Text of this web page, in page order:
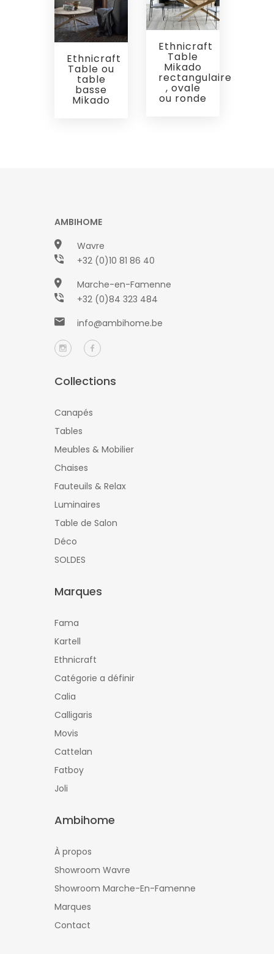
Ethnicraft
Table
Mikado
rectangulaire
, ovale
ou ronde
Ethnicraft
Table ou
table
basse
Mikado
AMBIHOME
Wavre
+32 (0)10 81 86 40
Marche-en-Famenne
+32 (0)84 323 484
info@ambihome.be
Collections
Canapés
Tables
Meubles & Mobilier
Chaises
Fauteuils & Relax
Luminaires
Table de Salon
Déco
SOLDES
Marques
Fama
Kartell
Ethnicraft
Catégorie a définir
Calia
Calligaris
Movis
Cattelan
Fatboy
Joli
Ambihome
À propos
Showroom Wavre
Showroom Marche-En-Famenne
Marques
Contact